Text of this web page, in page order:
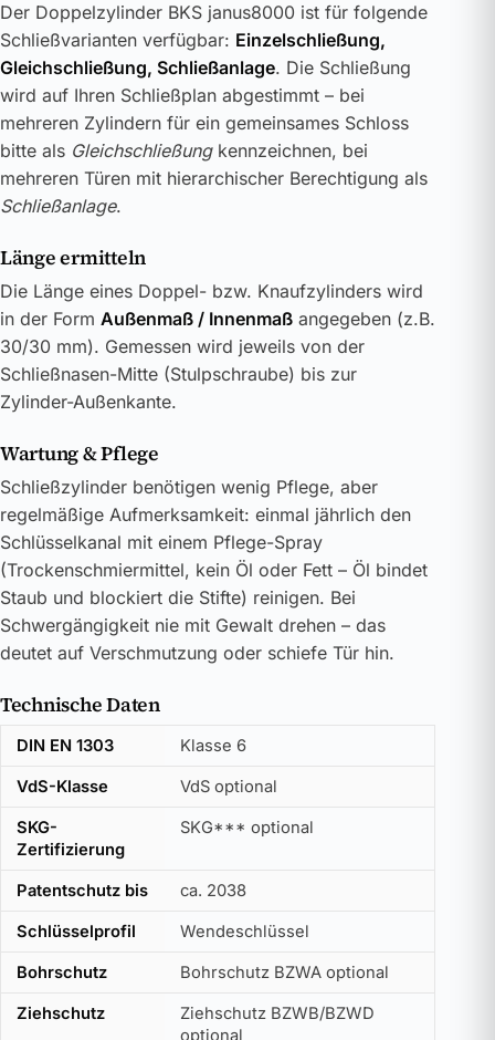
Der Doppelzylinder BKS janus8000 ist für folgende
Schließvarianten verfügbar: Einzelschließung,
Gleichschließung, Schließanlage. Die Schließung
wird auf Ihren Schließplan abgestimmt – bei
mehreren Zylindern für ein gemeinsames Schloss
bitte als Gleichschließungkennzeichnen, bei
mehreren Türen mit hierarchischer Berechtigung als
Schließanlage.
Länge ermitteln
Die Länge eines Doppel- bzw. Knaufzylinders wird
in der Form Außenmaß / Innenmaß angegeben (z.B.
30/30 mm). Gemessen wird jeweils von der
Schließnasen-Mitte (Stulpschraube) bis zur
Zylinder-Außenkante.
Wartung & Pflege
Schließzylinder benötigen wenig Pflege, aber
regelmäßige Aufmerksamkeit: einmal jährlich den
Schlüsselkanal mit einem Pflege-Spray
(Trockenschmiermittel, kein Öl oder Fett – Öl bindet
Staub und blockiert die Stifte) reinigen. Bei
Schwergängigkeit nie mit Gewalt drehen – das
deutet auf Verschmutzung oder schiefe Tür hin.
Technische Daten
DIN EN 1303 Klasse 6
VdS-Klasse VdS optional
SKG-
Zertifizierung
SKG*** optional
Patentschutz bis ca. 2038
Schlüsselprofil Wendeschlüssel
Bohrschutz Bohrschutz BZWA optional
Ziehschutz
Ziehschutz BZWB/BZWD